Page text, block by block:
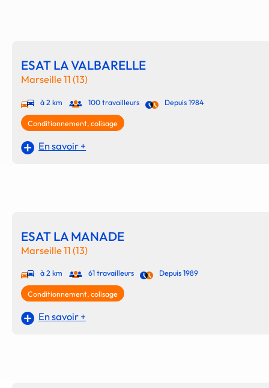
ESAT LA VALBARELLE
Marseille 11 (13)
à 2 km 100 travailleurs Depuis 1984
Conditionnement, colisage
En savoir +
ESAT LA MANADE
Marseille 11 (13)
à 2 km 61 travailleurs Depuis 1989
Conditionnement, colisage
En savoir +